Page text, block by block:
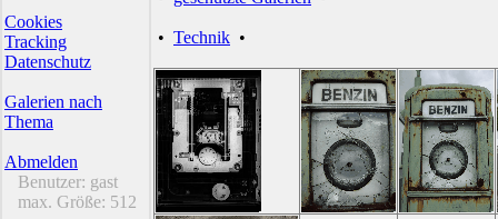
Cookies
Tracking
Datenschutz
Galerien nach
Thema
Abmelden
Benutzer: gast
max. Größe: 512
• Technik •